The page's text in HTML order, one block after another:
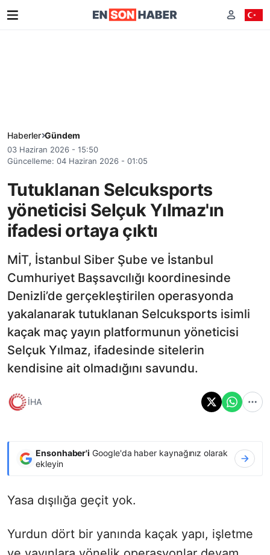
Haberler Gündem
03 Haziran 2026 - 15:50
Güncelleme: 04 Haziran 2026 - 01:05
Tutuklanan Selcuksports
yöneticisi Selçuk Yılmaz'ın
ifadesi ortaya çıktı
MİT, İstanbul Siber Şube ve İstanbul
Cumhuriyet Başsavcılığı koordinesinde
Denizli’de gerçekleştirilen operasyonda
yakalanarak tutuklanan Selcuksports isimli
kaçak maç yayın platformunun yöneticisi
Selçuk Yılmaz, ifadesinde sitelerin
kendisine ait olmadığını savundu.
İHA
Ensonhaber'i Google'da haber kaynağınız olarak
ekleyin
Yasa dışılığa geçit yok.
Yurdun dört bir yanında kaçak yapı, işletme